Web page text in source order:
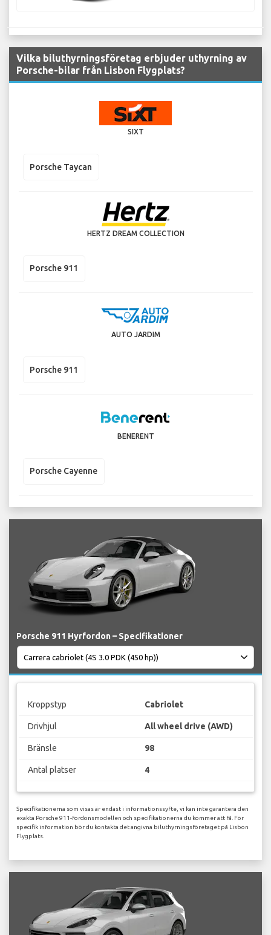
Vilka biluthyrningsföretag erbjuder uthyrning av
Porsche-bilar från Lisbon Flygplats?
SIXT
Porsche Taycan
HERTZ DREAM COLLECTION
Porsche 911
AUTO JARDIM
Porsche 911
BENERENT
Porsche Cayenne
Porsche 911 Hyrfordon – Specifikationer
Kroppstyp Cabriolet
Drivhjul All wheel drive (AWD)
Bränsle 98
Antal platser 4
Specifikationerna som visas är endast i informationssyfte, vi kan inte garantera den
exakta Porsche 911-fordonsmodellen och specifikationerna du kommer att få. För
specifik information bör du kontakta det angivna biluthyrningsföretaget på Lisbon
Flygplats.